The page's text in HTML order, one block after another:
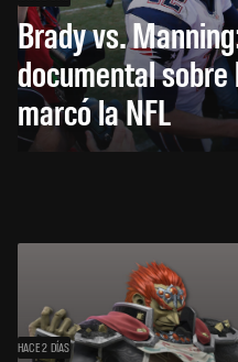
Brady vs.
documental
marcó la NFL
HACE 2 DÍAS